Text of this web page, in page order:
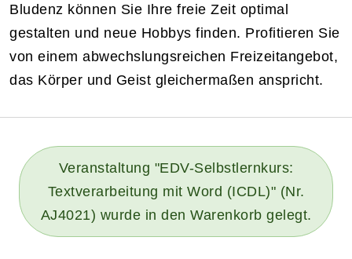
Bludenz können Sie Ihre freie Zeit optimal
gestalten und neue Hobbys finden. Profitieren Sie
von einem abwechslungsreichen Freizeitangebot,
das Körper und Geist gleichermaßen anspricht.
Veranstaltung "EDV-Selbstlernkurs:
Textverarbeitung mit Word (ICDL)" (Nr.
AJ4021) wurde in den Warenkorb gelegt.